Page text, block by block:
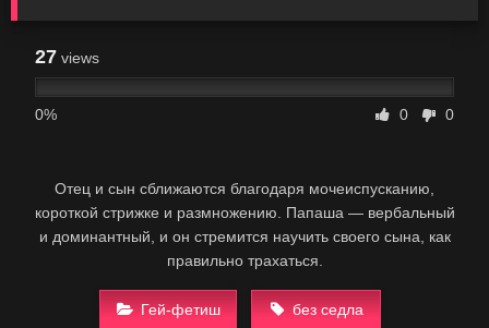
27 views
0% 0 0
Отец и сын сближаются благодаря мочеиспусканию,
короткой стрижке и размножению. Папаша — вербальный
и доминантный, и он стремится научить своего сына, как
правильно трахаться.
Гей-фетиш без седла